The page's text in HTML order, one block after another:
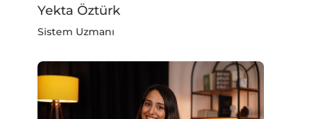
Yekta Öztürk
Sistem Uzmanı